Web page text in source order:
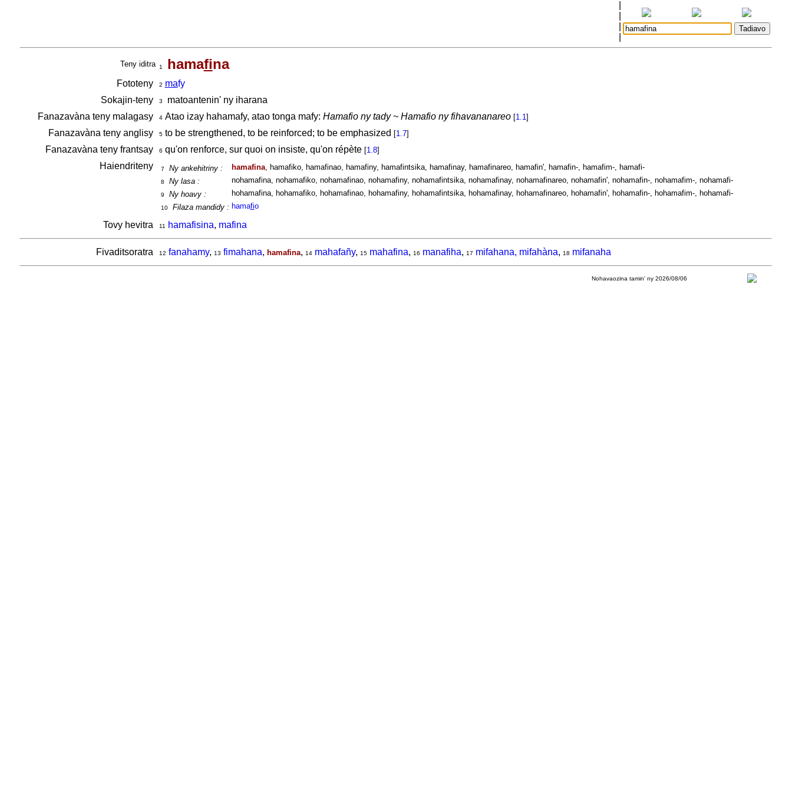
Teny iditra 1 hamafina
Fototeny 2 mafy
Sokajin-teny
3
matoantenin' ny iharana
Fanazavàna teny malagasy
4Atao izay hahamafy, atao tonga mafy: Hamafio ny tady ~ Hamafio ny fihavananareo [1.1]
Fanazavàna teny anglisy 5to be strengthened, to be reinforced; to be emphasized [1.7]
Fanazavàna teny frantsay 6 qu'on renforce, sur quoi on insiste, qu'on répète [1.8]
Haiendriteny 7 Ny ankehitriny : hamafina, hamafiko, hamafinao, hamafiny, hamafintsika, hamafinay, hamafinareo, hamafin', hamafin-, hamafim-, hamafi-
8 Ny lasa : nohamafina, nohamafiko, nohamafinao, nohamafiny, nohamafintsika, nohamafinay, nohamafinareo, nohamafin', nohamafin-, nohamafim-, nohamafi-
9 Ny hoavy : hohamafina, hohamafiko, hohamafinao, hohamafiny, hohamafintsika, hohamafinay, hohamafinareo, hohamafin', hohamafin-, hohamafim-, hohamafi-
10 Filaza mandidy : hamafio
Tovy hevitra 11 hamafisina, mafina
Fivaditsoratra 12 fanahamy, 13 fimahana, hamafina, 14 mahafañy, 15 mahafina, 16 manafiha, 17 mifahana, mifahàna, 18 mifanaha
Nohavaozina tamin' ny 2026/08/06